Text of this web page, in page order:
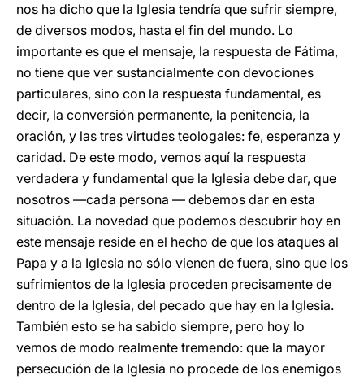
nos ha dicho que la Iglesia tendría que sufrir siempre,
de diversos modos, hasta el fin del mundo. Lo
importante es que el mensaje, la respuesta de Fátima,
no tiene que ver sustancialmente con devociones
particulares, sino con la respuesta fundamental, es
decir, la conversión permanente, la penitencia, la
oración, y las tres virtudes teologales: fe, esperanza y
caridad. De este modo, vemos aquí la respuesta
verdadera y fundamental que la Iglesia debe dar, que
nosotros —cada persona — debemos dar en esta
situación. La novedad que podemos descubrir hoy en
este mensaje reside en el hecho de que los ataques al
Papa y a la Iglesia no sólo vienen de fuera, sino que los
sufrimientos de la Iglesia proceden precisamente de
dentro de la Iglesia, del pecado que hay en la Iglesia.
También esto se ha sabido siempre, pero hoy lo
vemos de modo realmente tremendo: que la mayor
persecución de la Iglesia no procede de los enemigos